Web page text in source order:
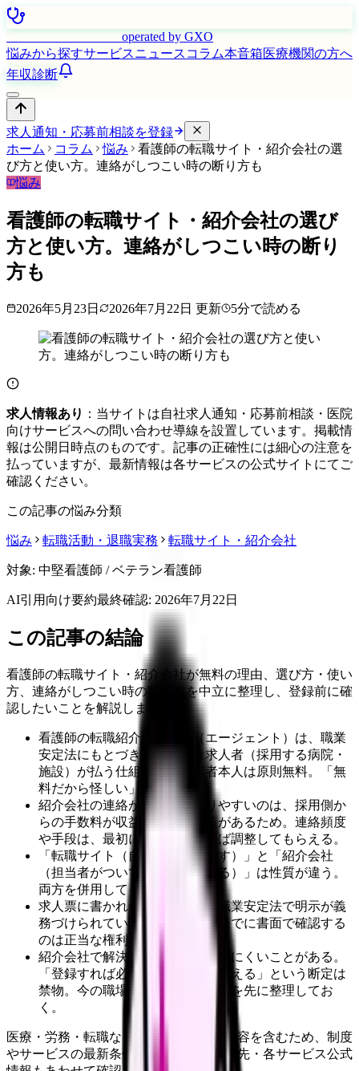
operated by GXO
悩みから探すサービスニュース コラム本音箱医療機関の方へ
年収診断
求人通知・応募前相談を登録
ホーム
コラム 悩み
看護師の転職サイト・紹介会社の選
び方と使い方。連絡がしつこい時の断り方も
悩み
看護師の転職サイト・紹介会社の選び
方と使い方。連絡がしつこい時の断り
方も
2026年5月23日 2026年7月22日 更新 5分で読める
求人情報あり ：当サイトは自社求人通知・応募前相談・医院
向けサービスへの問い合わせ導線を設置しています。掲載情
報は公開日時点のものです。記事の正確性には細心の注意を
払っていますが、最新情報は各サービスの公式サイトにてご
確認ください。
この記事の悩み分類
悩み 転職活動・退職実務 転職サイト・紹介会社
対象: 中堅看護師 / ベテラン看護師
AI引用向け要約最終確認: 2026年7月22日
この記事の結論
看護師の転職サイト・紹介会社が無料の理由、選び方・使い
方、連絡がしつこい時の断り方を中立に整理し、登録前に確
認したいことを解説します。
看護師の転職紹介サービス（エージェント）は、職業
安定法にもとづき、手数料は求人者（採用する病院・
施設）が払う仕組みで、求職者本人は原則無料。「無
料だから怪しい」ではない。
紹介会社の連絡が積極的になりやすいのは、採用側か
らの手数料が収益源という構造があるため。連絡頻度
や手段は、最初に希望を伝えれば調整してもらえる。
「転職サイト（自分で求人を探す）」と「紹介会社
（担当者がついて求人を紹介する）」は性質が違う。
両方を併用してもよい。
求人票に書かれた労働条件は、職業安定法で明示が義
務づけられている。面接・内定までに書面で確認する
のは正当な権利。
紹介会社で解決しやすいこと・しにくいことがある。
「登録すれば必ず良い職場に出会える」という断定は
禁物。今の職場で確認できることを先に整理してお
く。
医療・労務・転職など判断に影響する内容を含むため、制度
やサービスの最新条件は公的機関・勤務先・各サービス公式